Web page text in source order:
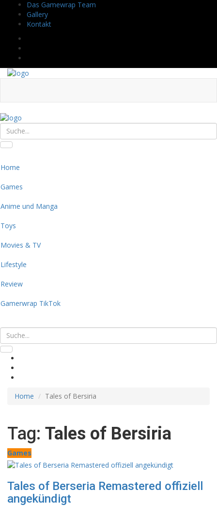
Das Gamewrap Team
Gallery
Kontakt
Home
Games
Anime und Manga
Toys
Movies & TV
Lifestyle
Review
Gamerwrap TikTok
Home Tales of Bersiria
Tag: Tales of Bersiria
Games
Tales of Berseria Remastered offiziell
angekündigt